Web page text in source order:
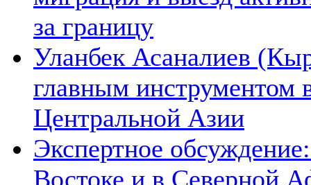
за границу
Уланбек Асаналиев
главным инструментом
Центральной Азии
Экспертное
Востоке и в Северной